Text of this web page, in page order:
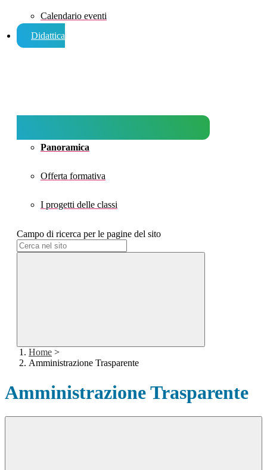
Calendario eventi
Didattica
Panoramica
Offerta formativa
I progetti delle classi
Campo di ricerca per le pagine del sito
Home >
Amministrazione Trasparente
Amministrazione Trasparente